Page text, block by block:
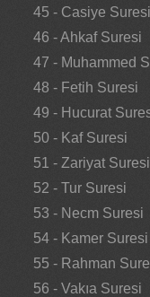
45 - Casiye Suresi
46 - Ahkaf Suresi
47 - Muhammed
48 - Fetih Suresi
49 - Hucurat
50 - Kaf Suresi
51 - Zariyat Suresi
52 - Tur Suresi
53 - Necm Suresi
54 - Kamer Suresi
55 - Rahman
56 - Vakıa Suresi